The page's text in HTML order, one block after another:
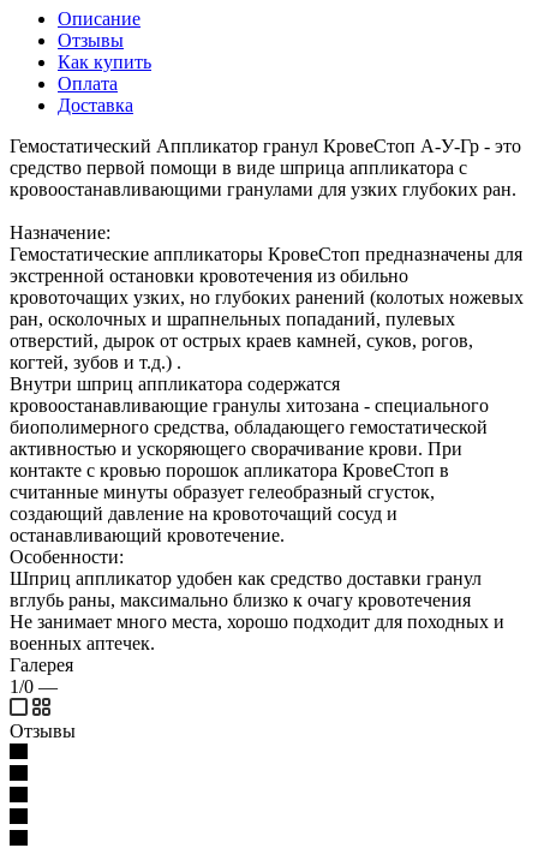
Описание
Отзывы
Как купить
Оплата
Доставка
Гемостатический Аппликатор гранул КровеСтоп А-У-Гр - это
средство первой помощи в виде шприца аппликатора с
кровоостанавливающими гранулами для узких глубоких ран.
Назначение:
Гемостатические аппликаторы КровеСтоп предназначены для
экстренной остановки кровотечения из обильно
кровоточащих узких, но глубоких ранений (колотых ножевых
ран, осколочных и шрапнельных попаданий, пулевых
отверстий, дырок от острых краев камней, суков, рогов,
когтей, зубов и т.д.) .
Внутри шприц аппликатора содержатся
кровоостанавливающие гранулы хитозана - специального
биополимерного средства, обладающего гемостатической
активностью и ускоряющего сворачивание крови. При
контакте с кровью порошок апликатора КровеСтоп в
считанные минуты образует гелеобразный сгусток,
создающий давление на кровоточащий сосуд и
останавливающий кровотечение.
Особенности:
Шприц аппликатор удобен как средство доставки гранул
вглубь раны, максимально близко к очагу кровотечения
Не занимает много места, хорошо подходит для походных и
военных аптечек.
Галерея
1/0 —
Отзывы